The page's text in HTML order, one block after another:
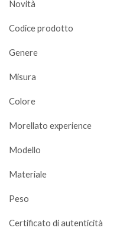
Novità
Codice prodotto
Genere
Misura
Colore
Morellato experience
Modello
Materiale
Peso
Certificato di autenticità